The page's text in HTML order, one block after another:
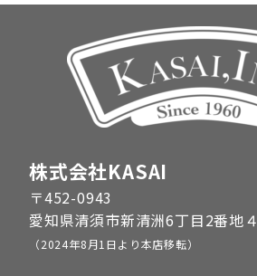
株式会社KASAI
〒452-0943
愛知県清須市新清洲6丁目2番地４
（2024年8月1日より本店移転）